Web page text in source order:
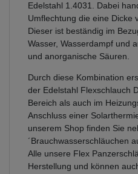
Edelstahl 1.4031. Dabei
Umflechtung die eine Dicke
Dieser ist beständig im
Wasser, Wasserdampf und
und anorganische Säuren.
Durch diese Kombination
der Edelstahl Flexschlauch
Bereich als auch im
Anschluss einer
unserem Shop finden Sie
´Brauchwasserschläuchen
Alle unsere Flex
Herstellung und können